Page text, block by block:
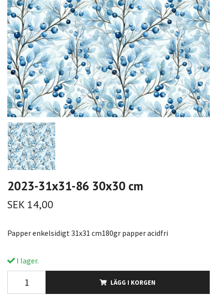
2023-31x31-86 30x30 cm
SEK 14,00
Papper enkelsidigt 31x31 cm180gr papper acidfri
I lager.
LÄGG I KORGEN